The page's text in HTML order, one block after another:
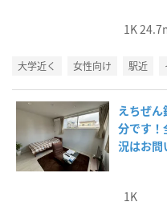
1K
大学近く 女性向け 駅近
えちぜ
分です！
況はお問
1K